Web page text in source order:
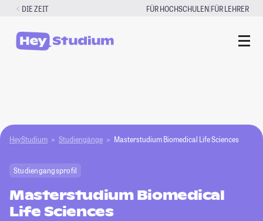
Zum
springen
DIE ZEIT FÜR HOCHSCHULEN|FÜR LEHRER
HeyStudium Studiengänge Masterstudium Biomedical Life Sciences
Studiengangsprofil
Masterstudium Biomedical
Life Sciences